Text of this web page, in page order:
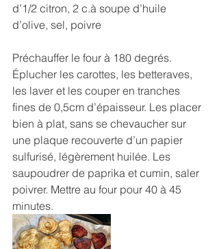
d’1/2 citron, 2 c.à soupe d’huile
d’olive, sel, poivre
Préchauffer le four à 180 degrés.
Éplucher les carottes, les betteraves,
les laver et les couper en tranches
fines de 0,5cm d’épaisseur. Les placer
bien à plat, sans se chevaucher sur
une plaque recouverte d’un papier
sulfurisé, légèrement huilée. Les
saupoudrer de paprika et cumin, saler
poivrer. Mettre au four pour 40 à 45
minutes.